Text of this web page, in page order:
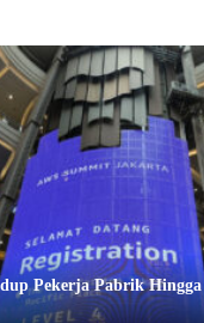
Pekerja Pabrik